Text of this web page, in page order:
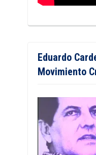
Eduardo
Movimiento